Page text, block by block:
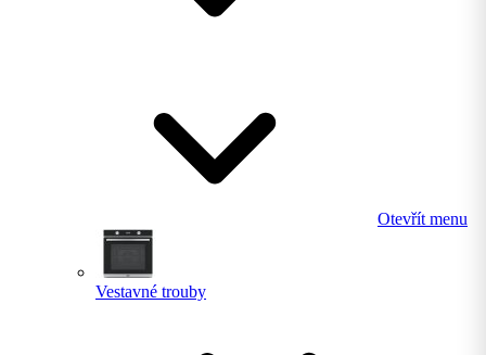
Otevřít menu
Vestavné trouby